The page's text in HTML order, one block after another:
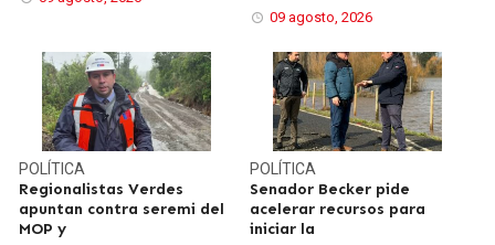
09 agosto, 2026
POLÍTICA
Regionalistas Verdes
apuntan contra seremi del
MOP y
POLÍTICA
Senador Becker pide
acelerar recursos para
iniciar la